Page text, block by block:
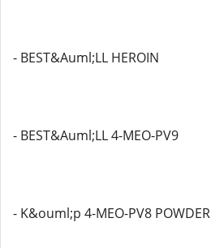
- BEST&Auml;LL HEROIN
- BEST&Auml;LL 4-MEO-PV9
- K&ouml;p 4-MEO-PV8 POWDER